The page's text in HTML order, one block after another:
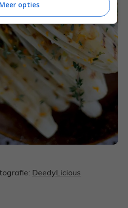
DeedyLicious
Meer opties